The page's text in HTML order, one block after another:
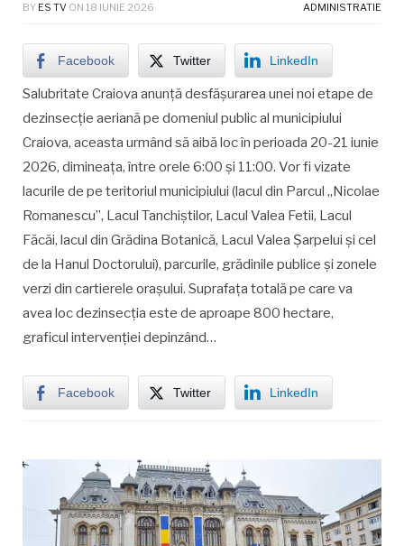
BY ES TV ON 18 IUNIE 2026 ADMINISTRATIE
Facebook Twitter LinkedIn
Salubritate Craiova anunță desfășurarea unei noi etape de
dezinsecție aeriană pe domeniul public al municipiului
Craiova, aceasta urmând să aibă loc în perioada 20-21 iunie
2026, dimineața, între orele 6:00 și 11:00. Vor fi vizate
lacurile de pe teritoriul municipiului (lacul din Parcul „Nicolae
Romanescu”, Lacul Tanchiștilor, Lacul Valea Fetii, Lacul
Făcăi, lacul din Grădina Botanică, Lacul Valea Șarpelui și cel
de la Hanul Doctorului), parcurile, grădinile publice și zonele
verzi din cartierele orașului. Suprafața totală pe care va
avea loc dezinsecția este de aproape 800 hectare,
graficul intervenției depinzând…
Facebook Twitter LinkedIn